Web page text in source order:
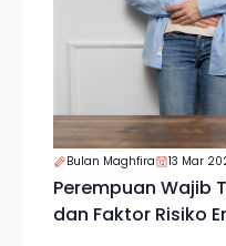
Bulan Maghfira 13 Mar
Perempuan Wajib
dan Faktor Risiko